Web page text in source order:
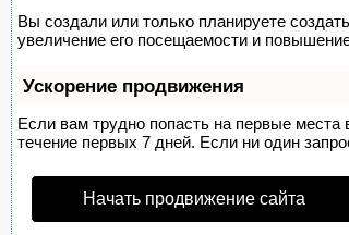
Вы создали или только планируете
увеличение его посещаемости и
Ускорение продвижения
Если вам трудно попасть на первые места
течение первых 7 дней. Если ни один
Начать продвижение сайта